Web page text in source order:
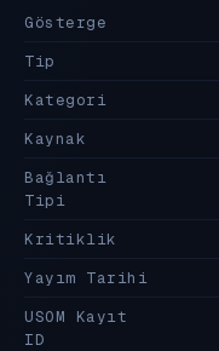
Gösterge
Tip
Kategori
Kaynak
Bağlantı
Tipi
Kritiklik
Yayım Tarihi
USOM Kayıt
ID